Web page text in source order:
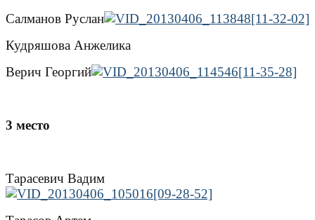
Салманов Руслан
Кудряшова Анжелика
Верич Георгий
3 место
Тарасевич Вадим